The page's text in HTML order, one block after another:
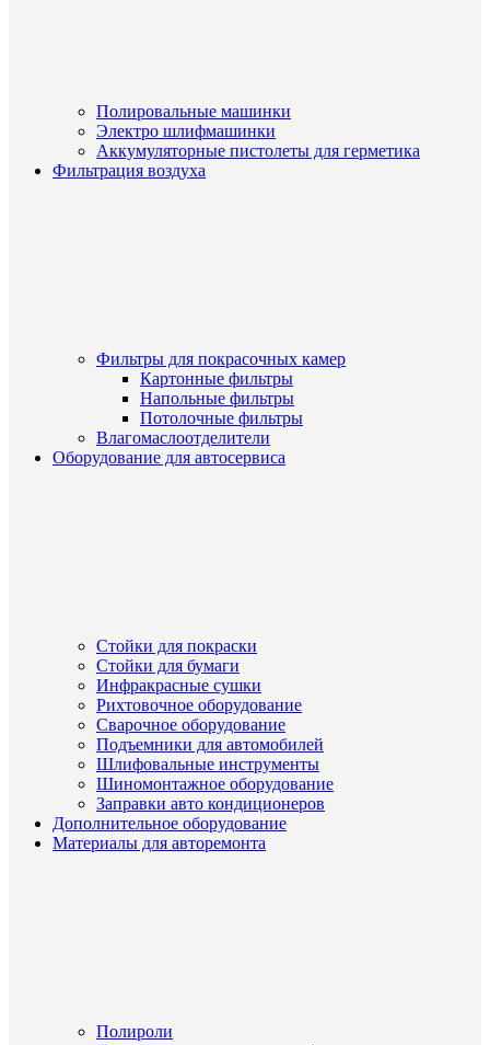
Полировальные машинки
Электро шлифмашинки
Аккумуляторные пистолеты для герметика
Фильтрация воздуха
Фильтры для покрасочных камер
Картонные фильтры
Напольные фильтры
Потолочные фильтры
Влагомаслоотделители
Оборудование для автосервиса
Стойки для покраски
Стойки для бумаги
Инфракрасные сушки
Рихтовочное оборудование
Сварочное оборудование
Подъемники для автомобилей
Шлифовальные инструменты
Шиномонтажное оборудование
Заправки авто кондиционеров
Дополнительное оборудование
Материалы для авторемонта
Полироли